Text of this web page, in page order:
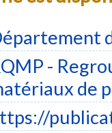
-
de